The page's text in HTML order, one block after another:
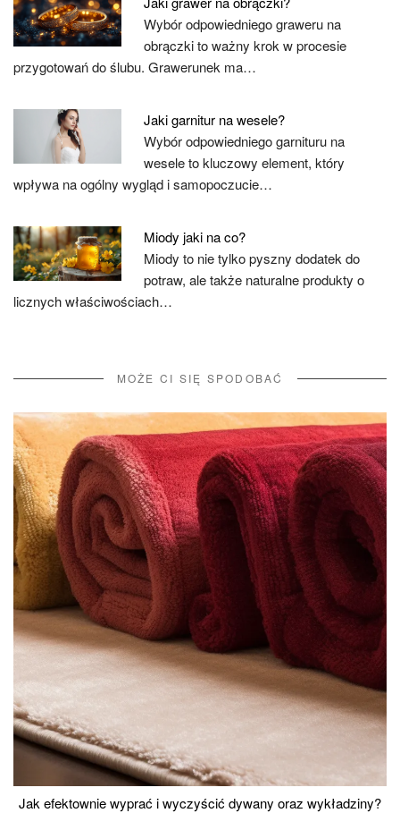
Wybór odpowiedniego graweru na
obrączki to ważny krok w procesie
przygotowań do ślubu. Grawerunek ma…
Jaki garnitur na wesele?
Wybór odpowiedniego garnituru na
wesele to kluczowy element, który
wpływa na ogólny wygląd i samopoczucie…
Miody jaki na co?
Miody to nie tylko pyszny dodatek do
potraw, ale także naturalne produkty o
licznych właściwościach…
MOŻE CI SIĘ SPODOBAĆ
Jak efektownie wyprać i wyczyścić dywany oraz wykładziny?